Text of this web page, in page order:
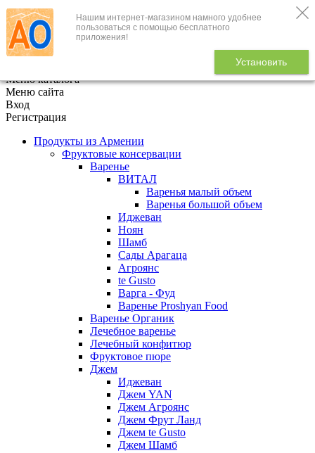
Нашим интернет-магазином намного удобнее
пользоваться с помощью бесплатного
приложения!
Установить
+7 (495) 646-888-1
В корзине
Меню каталога
Меню сайта
Вход
Регистрация
Продукты из Армении
Фруктовые консервации
Варенье
ВИТАЛ
Варенья малый объем
Варенья большой объем
Иджеван
Ноян
Шамб
Сады Арагаца
Агроянс
te Gusto
Варга - Фуд
Варенье Proshyan Food
Варенье Органик
Лечебное варенье
Лечебный конфитюр
Фруктовое пюре
Джем
Иджеван
Джем YAN
Джем Агроянс
Джем Фрут Ланд
Джем te Gusto
Джем Шамб